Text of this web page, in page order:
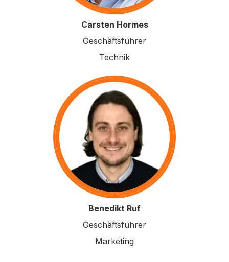
Carsten Hormes
Geschäftsführer
Technik
Benedikt Ruf
Geschäftsführer
Marketing